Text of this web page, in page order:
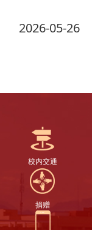
2026-05-26
校内交通
捐赠